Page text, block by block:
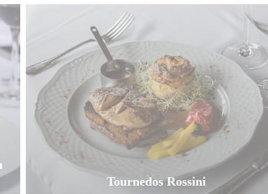
Tournedos Rossini